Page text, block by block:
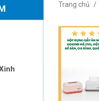
Trang chủ